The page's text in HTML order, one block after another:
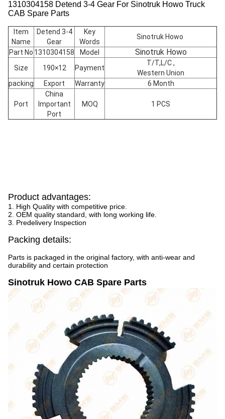
1310304158 Detend 3-4 Gear For Sinotruk Howo Truck
CAB Spare Parts
Item
Name
Detend 3-4
Gear
Key
Words
Sinotruk Howo
Part No 1310304158 Model Sinotruk Howo
Size 190×12 Payment
T/T,L/C ,
Western Union
packing
Export Warranty 6 Month
Port
China
Important
Port
MOQ 1 PCS
Product advantages:
1. High Quality with competitive price.
2. OEM quality standard, with long working life.
3. Predelivery Inspection
Packing details:
Parts is packaged in the original factory, with anti-wear and
durability and certain protection
Sinotruk Howo CAB Spare Parts